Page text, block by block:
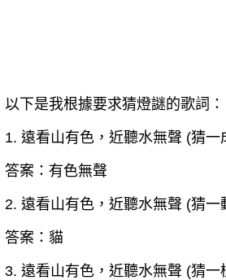
以下是我根據要求猜燈謎的歌詞：
1. 遠看山有色，近聽水無聲 (猜一
答案：有色無聲
2. 遠看山有色，近聽水無聲 (猜一
答案：貓
3. 遠看山有色，近聽水無聲 (猜一